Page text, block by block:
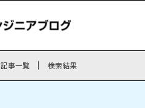
記事一覧 検索結果